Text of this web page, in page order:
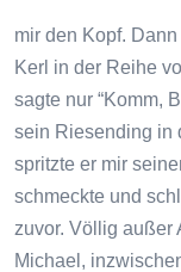
mir den Kopf.
Kerl in der Reihe
sagte nur “Komm,
sein Riesending in
spritzte er mir
schmeckte und
zuvor. Völlig außer
Michael,